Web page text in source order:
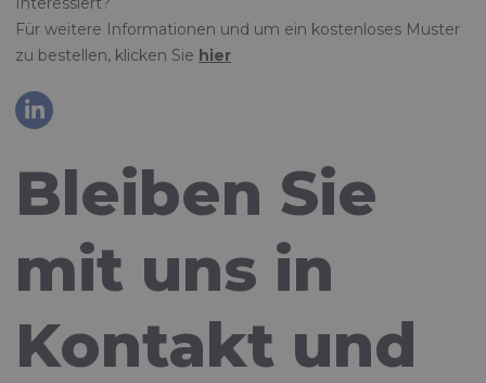
Für weitere Informationen und um ein kostenloses Muster
zu bestellen, klicken Sie hier
Bleiben Sie
mit uns in
Kontakt und